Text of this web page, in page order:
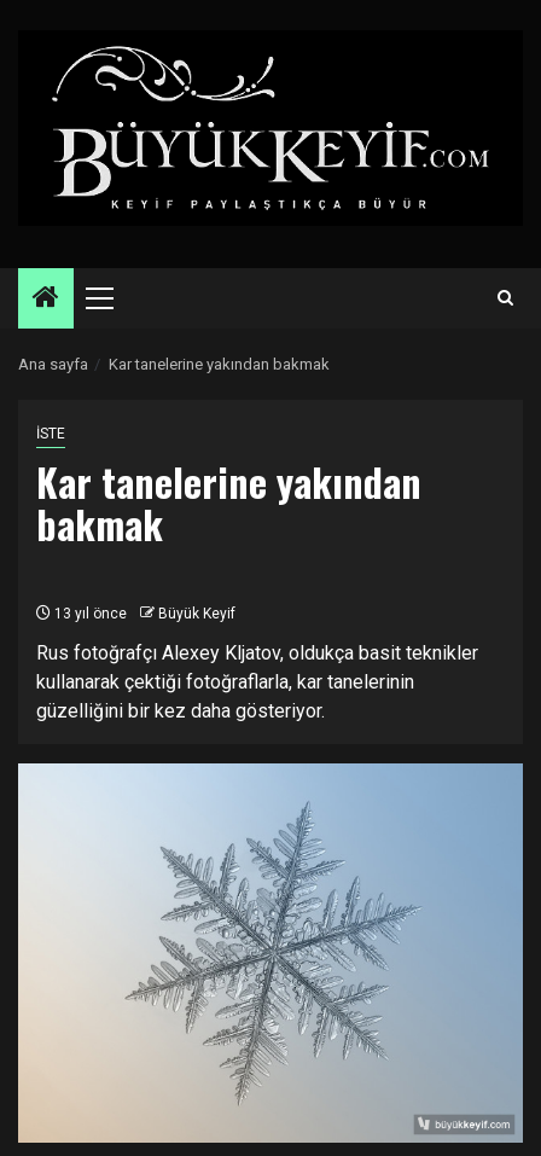
Primary
Ana sayfa Kar tanelerine yakından bakmak
İSTE
Kar tanelerine yakından
bakmak
13 yıl önce Büyük Keyif
Rus fotoğrafçı Alexey Kljatov, oldukça basit teknikler
kullanarak çektiği fotoğraflarla, kar tanelerinin
güzelliğini bir kez daha gösteriyor.